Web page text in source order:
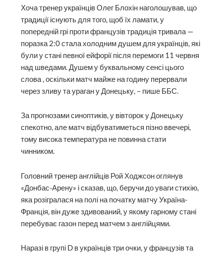
Хоча тренер українців Олег Блохін наголошував, що
традиції існують для того, щоб їх ламати, у
попередній грі проти французів традиція тривала —
поразка 2:0 стала холодним душем для українців, які
були у стані певної ейфорії після перемоги 11 червня
над шведами. Душем у буквальному сенсі цього
слова , оскільки матч майже на годину перервали
через зливу та ураган у Донецьку, – пише ББС.
За прогнозами синоптиків, у вівторок у Донецьку
спекотно, але матч відбуватиметься пізно ввечері,
тому висока температура не повинна стати
чинником.
Головний тренер англійців Рой Ходжсон оглянув
«Донбас-Арену» і сказав, що, беручи до уваги стихію,
яка розігралася на полі на початку матчу Україна-
Франція, він дуже здивований, у якому гарному стані
перебуває газон перед матчем з англійцями.
Наразі в групі D в українців три очки, у французів та